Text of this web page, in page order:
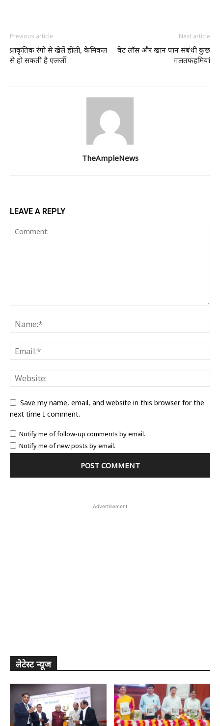
Previous article
प्राकृतिक रंगो से खेलें होली, केमिकल
से हो सकती है एलर्जी
Next article
वेट लॉस और खान पान संबंधी कुछ
गलतफहमियां
TheAmpleNews
LEAVE A REPLY
Save my name, email, and website in this browser for the
next time I comment.
Notify me of follow-up comments by email.
Notify me of new posts by email.
Advertisement
लेटेस्ट न्यूज